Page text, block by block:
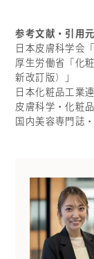
参考文献・引用元
日本皮膚科学会
厚生労働省「化
新改訂版）」
日本化粧品工業
皮膚科学・化粧
国内美容専門誌